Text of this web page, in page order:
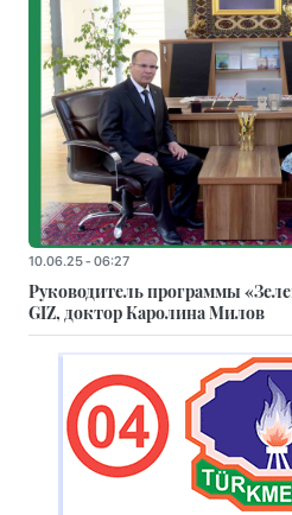
10.06.25 - 06:27
Руководитель программы
GIZ, доктор Каролина Милов